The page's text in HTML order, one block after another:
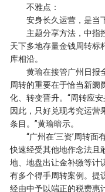
不雅点：
安身长久运营，是当
主题分享方法，中指控
天下多地存量金钱周转标
库相沿。
黄瑜在接管广州日报全
周转的重要在于恰当新阛
化、转变晋升。“周转应
因此，只好兑现考究运营
条目。”黄瑜暗示。
“广州在‘三资’周转面
快速经受其他地作念法且
地、地盘出让金补缴等计
有多个得手周转案例。提
经由中予以端正的税费惠